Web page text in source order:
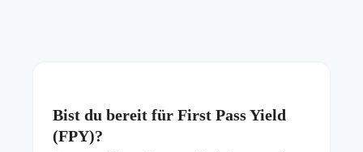
Bist du bereit für First Pass Yield
(FPY)?